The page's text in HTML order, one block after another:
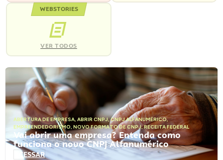
WEBSTORIES
VER TODOS
ABERTURA DE EMPRESA, ABRIR CNPJ,CNPJ ALFANUMÉRICO,
EMPREENDEDORISMO, NOVO FORMATO DE CNPJ,RECEITA FEDERAL
Vai abrir uma empresa? Entenda como
funciona o novo CNPJ Alfanumérico
ACESSAR